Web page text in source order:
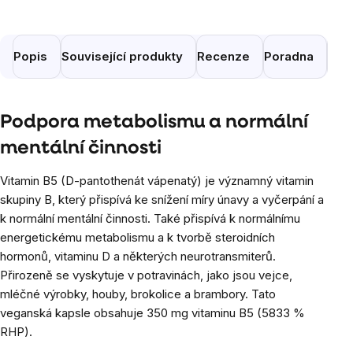
Popis Související produkty Recenze Poradna
Podpora metabolismu a normální
mentální činnosti
Vitamin B5 (D-pantothenát vápenatý) je významný vitamin
skupiny B, který přispívá ke snížení míry únavy a vyčerpání a
k normální mentální činnosti. Také přispívá k normálnímu
energetickému metabolismu a k tvorbě steroidních
hormonů, vitaminu D a některých neurotransmiterů.
Přirozeně se vyskytuje v potravinách, jako jsou vejce,
mléčné výrobky, houby, brokolice a brambory. Tato
veganská kapsle obsahuje 350 mg vitaminu B5 (5833 %
RHP).